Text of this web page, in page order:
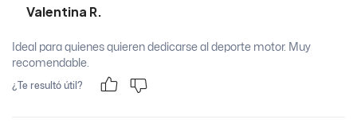
Valentina R.
Ideal para quienes quieren dedicarse al deporte motor. Muy
recomendable.
¿Te resultó útil?